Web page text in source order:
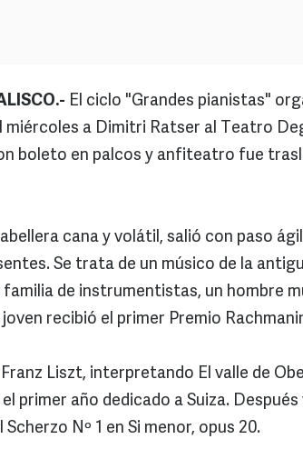
El ciclo "Grandes pianistas"
miércoles a Dimitri Ratser al Teatro
boleto en palcos y anfiteatro fue
cana y volátil, salió con paso
Se trata de un músico de la
de instrumentistas, un hombre
joven recibió el primer Premio
Liszt, interpretando El valle de
primer año dedicado a Suiza.
Nº 1 en Si menor, opus 20.